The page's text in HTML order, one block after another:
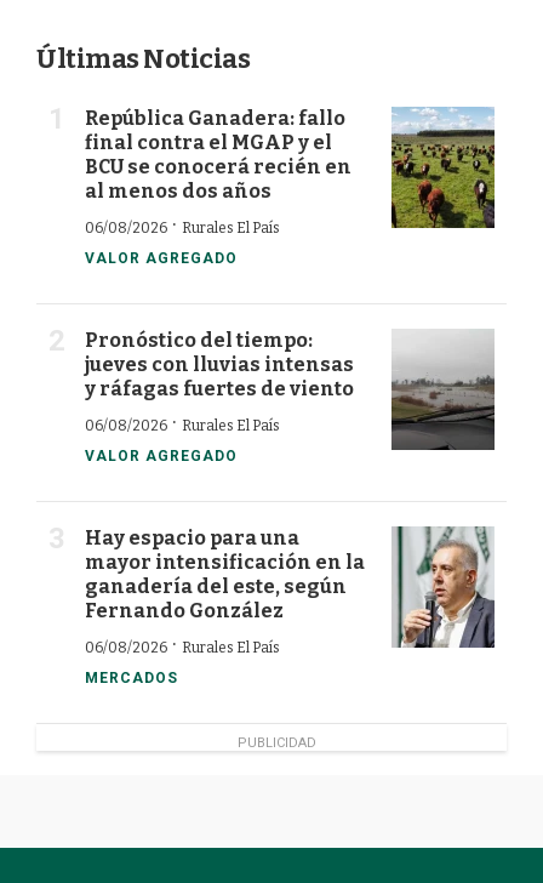
Últimas Noticias
República Ganadera: fallo
final contra el MGAP y el
BCU se conocerá recién en
al menos dos años
06/08/2026 · Rurales El País
VALOR AGREGADO
Pronóstico del tiempo:
jueves con lluvias intensas
y ráfagas fuertes de viento
06/08/2026 · Rurales El País
VALOR AGREGADO
Hay espacio para una
mayor intensificación en la
ganadería del este, según
Fernando González
06/08/2026 · Rurales El País
MERCADOS
PUBLICIDAD